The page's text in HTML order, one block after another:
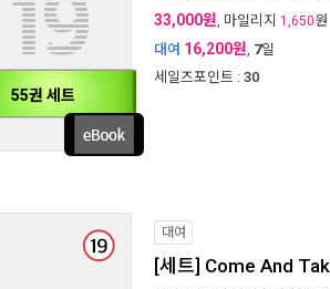
55권 세트
33,000원, 마일리지 1,650원
대여 16,200원, 7일
세일즈포인트 : 30
대여
[세트] Come And